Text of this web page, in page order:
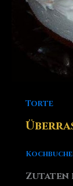
Torte
Zutaten